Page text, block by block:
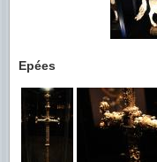
Epées